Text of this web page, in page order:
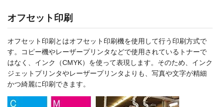
オフセット印刷
オフセット印刷とはオフセット印刷機を使用して行う印刷方式で
す。コピー機やレーザープリンタなどで使用されているトナーで
はなく、インク（CMYK）を使って表現します。そのため、インク
ジェットプリンタやレーザープリンタよりも、写真や文字が精細
かつ綺麗に印刷できます。